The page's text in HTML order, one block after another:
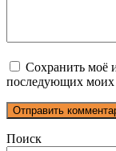
Сохранить моё
последующих моих
Поиск